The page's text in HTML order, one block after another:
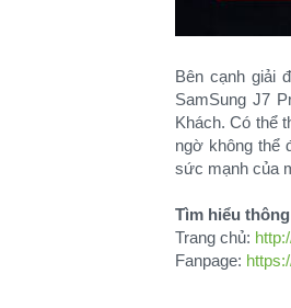
Bên cạnh giải
SamSung J7
Khách. Có thể
ngờ không thể
sức mạnh của
Tìm hiểu
Trang chủ:
Fanpage: